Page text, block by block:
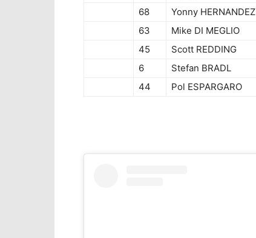
68
Yonny HERNANDEZ
63
Mike DI MEGLIO
45
Scott REDDING
6
Stefan BRADL
44
Pol ESPARGARO